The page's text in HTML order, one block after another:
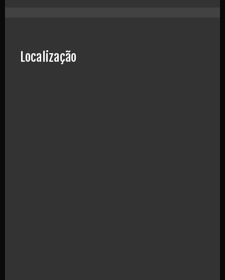
Localização